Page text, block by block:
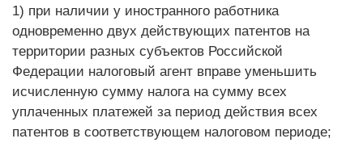
1) при наличии у иностранного работника
одновременно двух действующих патентов на
территории разных субъектов Российской
Федерации налоговый агент вправе уменьшить
исчисленную сумму налога на сумму всех
уплаченных платежей за период действия всех
патентов в соответствующем налоговом периоде;